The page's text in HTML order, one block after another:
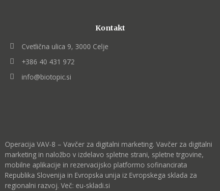
Kontakt
Cvetlična ulica 9, 3000 Celje
+386 40 431 972
info@biotopic.si
Operacija VAV-8 – Vavčer za digitalni marketing. Vavčer za digitalni
marketing in naložbo v izdelavo spletne strani, spletne trgovine,
mobilne aplikacije in rezervacijsko platformo sofinancirata
Republika Slovenija in Evropska unija iz Evropskega sklada za
regionalni razvoj. Več: eu-skladi.si